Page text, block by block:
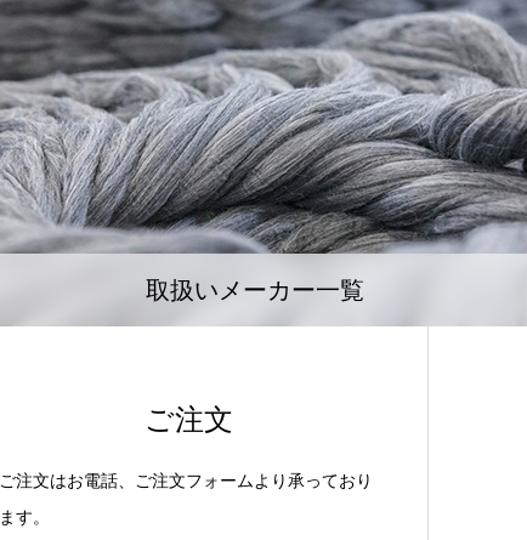
取扱いメーカー一覧
ご注文
ご注文はお電話、ご注文フォームより承っており
ます。